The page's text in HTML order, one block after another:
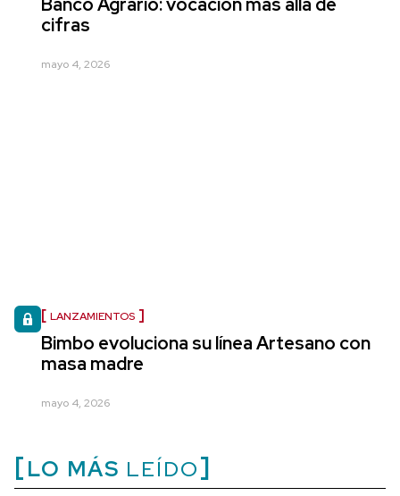
cifras
mayo 4, 2026
LANZAMIENTOS
Bimbo evoluciona su línea Artesano con
masa madre
mayo 4, 2026
LO MÁS LEÍDO